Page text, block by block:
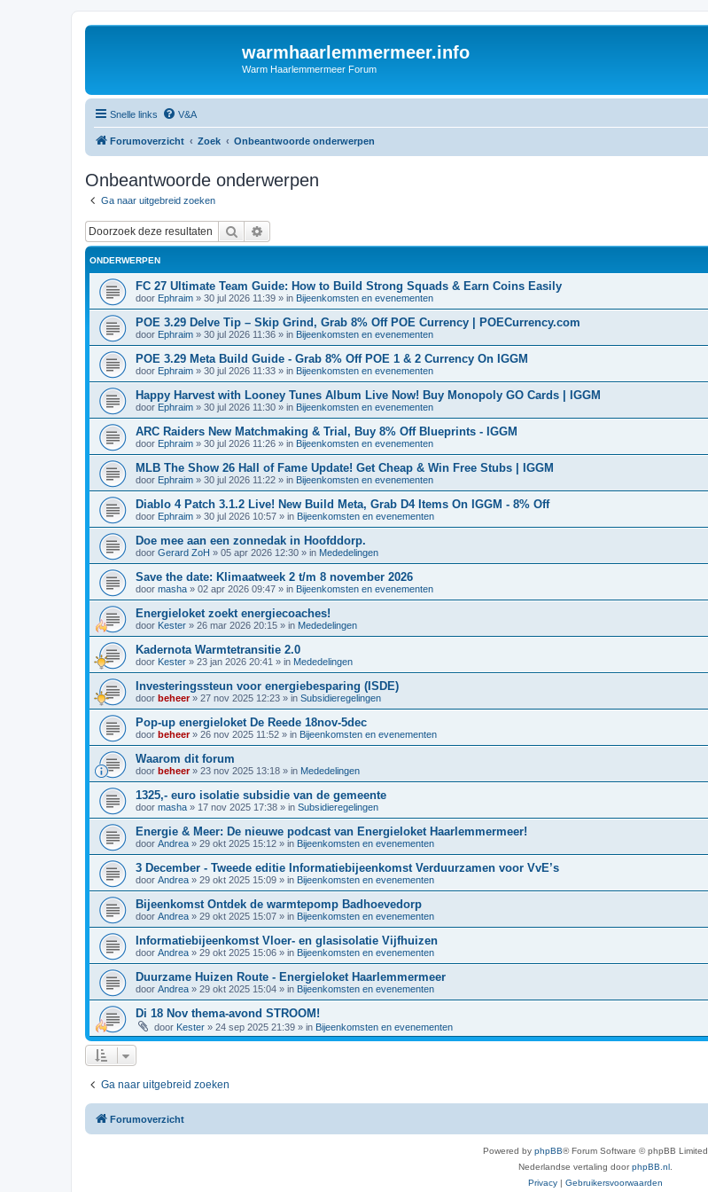
warmhaarlemmermeer.info
Warm Haarlemmermeer Forum
Snelle links V&A
Forumoverzicht Zoek Onbeantwoorde onderwerpen
Onbeantwoorde onderwerpen
Ga naar uitgebreid zoeken
Zoek
ONDERWERPEN
FC 27 Ultimate Team Guide: How to Build Strong Squads & Earn Coins Easily
door Ephraim » 30 jul 2026 11:39 » in Bijeenkomsten en evenementen
POE 3.29 Delve Tip – Skip Grind, Grab 8% Off POE Currency | POECurrency.com
door Ephraim » 30 jul 2026 11:36 » in Bijeenkomsten en evenementen
POE 3.29 Meta Build Guide - Grab 8% Off POE 1 & 2 Currency On IGGM
door Ephraim » 30 jul 2026 11:33 » in Bijeenkomsten en evenementen
Happy Harvest with Looney Tunes Album Live Now! Buy Monopoly GO Cards | IGGM
door Ephraim » 30 jul 2026 11:30 » in Bijeenkomsten en evenementen
ARC Raiders New Matchmaking & Trial, Buy 8% Off Blueprints - IGGM
door Ephraim » 30 jul 2026 11:26 » in Bijeenkomsten en evenementen
MLB The Show 26 Hall of Fame Update! Get Cheap & Win Free Stubs | IGGM
door Ephraim » 30 jul 2026 11:22 » in Bijeenkomsten en evenementen
Diablo 4 Patch 3.1.2 Live! New Build Meta, Grab D4 Items On IGGM - 8% Off
door Ephraim » 30 jul 2026 10:57 » in Bijeenkomsten en evenementen
Doe mee aan een zonnedak in Hoofddorp.
door Gerard ZoH » 05 apr 2026 12:30 » in Mededelingen
Save the date: Klimaatweek 2 t/m 8 november 2026
door masha » 02 apr 2026 09:47 » in Bijeenkomsten en evenementen
Energieloket zoekt energiecoaches!
door Kester » 26 mar 2026 20:15 » in Mededelingen
Kadernota Warmtetransitie 2.0
door Kester » 23 jan 2026 20:41 » in Mededelingen
Investeringssteun voor energiebesparing (ISDE)
door beheer» 27 nov 2025 12:23 » in Subsidieregelingen
Pop-up energieloket De Reede 18nov-5dec
door beheer» 26 nov 2025 11:52 » in Bijeenkomsten en evenementen
Waarom dit forum
door beheer» 23 nov 2025 13:18 » in Mededelingen
1325,- euro isolatie subsidie van de gemeente
door masha » 17 nov 2025 17:38 » in Subsidieregelingen
Energie & Meer: De nieuwe podcast van Energieloket Haarlemmermeer!
door Andrea » 29 okt 2025 15:12 » in Bijeenkomsten en evenementen
3 December - Tweede editie Informatiebijeenkomst Verduurzamen voor VvE’s
door Andrea » 29 okt 2025 15:09 » in Bijeenkomsten en evenementen
Bijeenkomst Ontdek de warmtepomp Badhoevedorp
door Andrea » 29 okt 2025 15:07 » in Bijeenkomsten en evenementen
Informatiebijeenkomst Vloer- en glasisolatie Vijfhuizen
door Andrea » 29 okt 2025 15:06 » in Bijeenkomsten en evenementen
Duurzame Huizen Route - Energieloket Haarlemmermeer
door Andrea » 29 okt 2025 15:04 » in Bijeenkomsten en evenementen
Di 18 Nov thema-avond STROOM!
door Kester » 24 sep 2025 21:39 » in Bijeenkomsten en evenementen
Ga naar uitgebreid zoeken
Forumoverzicht
Powered by phpBB® Forum Software © phpBB Limited
Nederlandse vertaling doorphpBB.nl
Privacy | Gebruikersvoorwaarden